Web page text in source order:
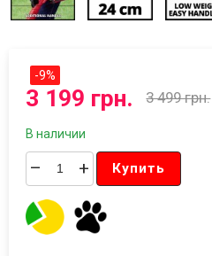
-9%
3 199 грн. 3 499 грн.
В наличии
– + Купить